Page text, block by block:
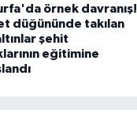
örnek davranış!
düğününde takılan
şehit
eğitimine